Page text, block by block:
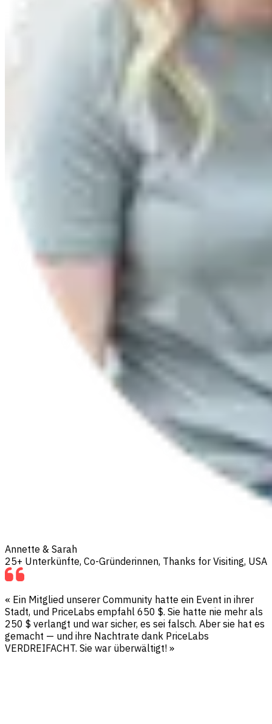
Annette & Sarah
25+ Unterkünfte, Co-Gründerinnen, Thanks for Visiting, USA
« Ein Mitglied unserer Community hatte ein Event in ihrer
Stadt, und PriceLabs empfahl 650 $. Sie hatte nie mehr als
250 $ verlangt und war sicher, es sei falsch. Aber sie hat es
gemacht — und ihre Nachtrate dank PriceLabs
VERDREIFACHT. Sie war überwältigt! »